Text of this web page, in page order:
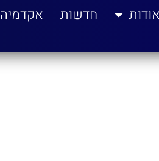
אודות חדשות אקדמיה